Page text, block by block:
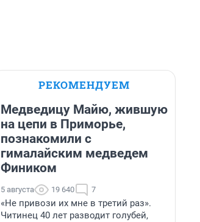
РЕКОМЕНДУЕМ
Медведицу Майю, жившую
на цепи в Приморье,
познакомили с
гималайским медведем
Фиником
5 августа 19 640 7
«Не привози их мне в третий раз».
Читинец 40 лет разводит голубей,